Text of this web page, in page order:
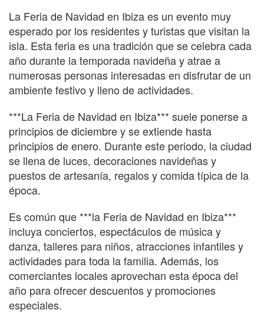
La Feria de Navidad en Ibiza es un evento muy
esperado por los residentes y turistas que visitan la
isla. Esta feria es una tradición que se celebra cada
año durante la temporada navideña y atrae a
numerosas personas interesadas en disfrutar de un
ambiente festivo y lleno de actividades.
***La Feria de Navidad en Ibiza*** suele ponerse a
principios de diciembre y se extiende hasta
principios de enero. Durante este periodo, la ciudad
se llena de luces, decoraciones navideñas y
puestos de artesanía, regalos y comida típica de la
época.
Es común que ***la Feria de Navidad en Ibiza***
incluya conciertos, espectáculos de música y
danza, talleres para niños, atracciones infantiles y
actividades para toda la familia. Además, los
comerciantes locales aprovechan esta época del
año para ofrecer descuentos y promociones
especiales.